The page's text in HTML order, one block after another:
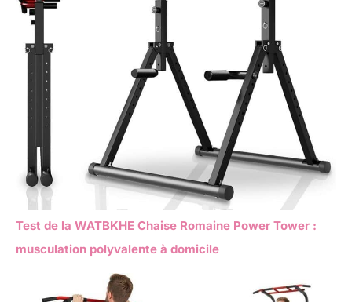
Test de la WATBKHE Chaise Romaine Power Tower :
musculation polyvalente à domicile